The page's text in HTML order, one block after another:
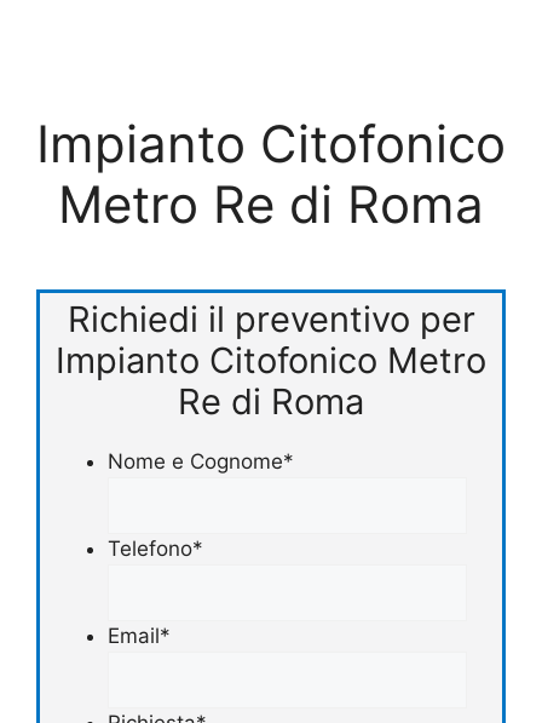
Impianto Citofonico
Metro Re di Roma
Richiedi il preventivo per
Impianto Citofonico Metro
Re di Roma
Nome e Cognome*
Telefono*
Email*